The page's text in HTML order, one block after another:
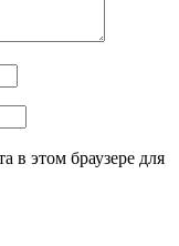
в этом браузере для